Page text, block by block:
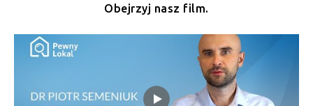
Obejrzyj nasz film.